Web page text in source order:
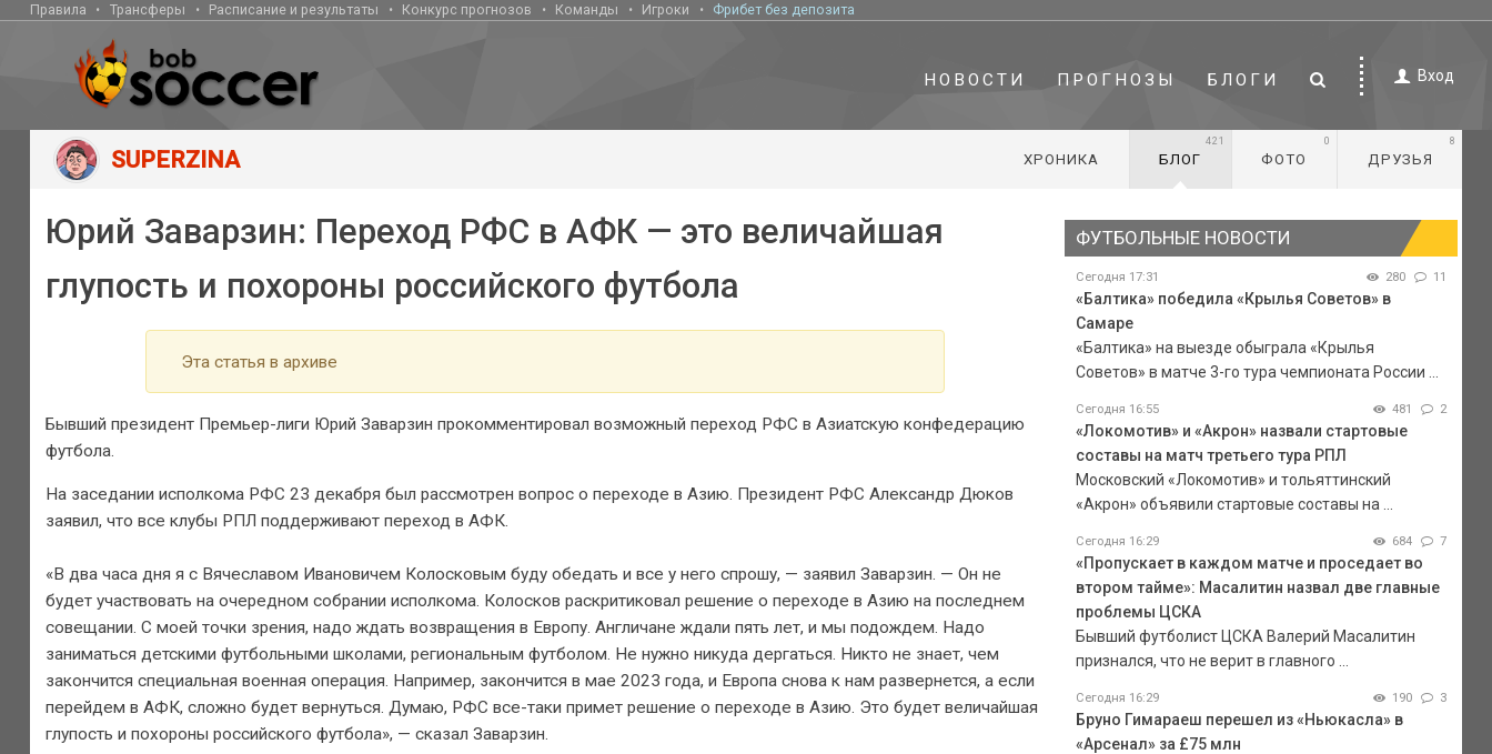
Правила Трансферы Расписание и результаты Конкурс прогнозов Команды Игроки Фрибет без депозита
НОВОСТИ ПРОГНОЗЫ БЛОГИ Вход
SUPERZINA ХРОНИКА БЛОГ
421
ФОТО
0
ДРУЗЬЯ
8
Юрий Заварзин: Переход РФС в АФК — это величайшая
глупость и похороны российского футбола
Эта статья в архиве
Бывший президент Премьер-лиги Юрий Заварзин прокомментировал возможный переход РФС в Азиатскую конфедерацию
футбола.
На заседании исполкома РФС 23 декабря был рассмотрен вопрос о переходе в Азию. Президент РФС Александр Дюков
заявил, что все клубы РПЛ поддерживают переход в АФК.
«В два часа дня я с Вячеславом Ивановичем Колосковым буду обедать и все у него спрошу, — заявил Заварзин. — Он не
будет участвовать на очередном собрании исполкома. Колосков раскритиковал решение о переходе в Азию на последнем
совещании. С моей точки зрения, надо ждать возвращения в Европу. Англичане ждали пять лет, и мы подождем. Надо
заниматься детскими футбольными школами, региональным футболом. Не нужно никуда дергаться. Никто не знает, чем
закончится специальная военная операция. Например, закончится в мае 2023 года, и Европа снова к нам развернется, а если
перейдем в АФК, сложно будет вернуться. Думаю, РФС все-таки примет решение о переходе в Азию. Это будет величайшая
глупость и похороны российского футбола», — сказал Заварзин.
ФУТБОЛЬНЫЕ НОВОСТИ
Сегодня 17:31 280 11
«Балтика» победила «Крылья Советов» в
Самаре
«Балтика» на выезде обыграла «Крылья
Советов» в матче 3-го тура чемпионата России ...
Сегодня 16:55 481 2
«Локомотив» и «Акрон» назвали стартовые
составы на матч третьего тура РПЛ
Московский «Локомотив» и тольяттинский
«Акрон» объявили стартовые составы на ...
Сегодня 16:29 684 7
«Пропускает в каждом матче и проседает во
втором тайме»: Масалитин назвал две главные
проблемы ЦСКА
Бывший футболист ЦСКА Валерий Масалитин
признался, что не верит в главного ...
Сегодня 16:29 190 3
Бруно Гимараеш перешел из «Ньюкасла» в
«Арсенал» за £75 млн